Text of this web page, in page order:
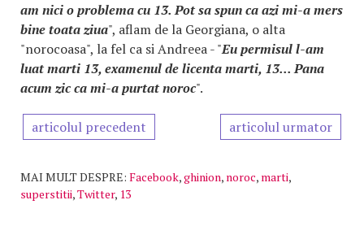
am nici o problema cu 13. Pot sa spun ca azi mi-a mers
bine toata ziua", aflam de la Georgiana, o alta
"norocoasa", la fel ca si Andreea - "Eu permisul l-am
luat marti 13, examenul de licenta marti, 13... Pana
acum zic ca mi-a purtat noroc".
articolul precedent articolul urmator
MAI MULT DESPRE: Facebook,ghinion, noroc, marti,
superstitii,Twitter, 13